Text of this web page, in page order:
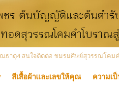
าตุ4 สนใจติดต่อ ชมรมศิษย์สุวรรณโคมคำ
สีเสื้อผ้าและเลขให้คุณ ความเ